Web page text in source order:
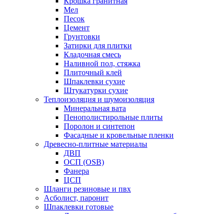
Мел
Песок
Цемент
Грунтовки
Затирки для плитки
Кладочная смесь
Наливной пол, стяжка
Плиточный клей
Шпаклевки сухие
Штукатурки сухие
Теплоизоляция и шумоизоляция
Минеральная вата
Пенополистирольные плиты
Поролон и синтепон
Фасадные и кровельные пленки
Древесно-плитные материалы
ДВП
ОСП (OSB)
Фанера
ЦСП
Шланги резиновые и пвх
Асболист, паронит
Шпаклевки готовые